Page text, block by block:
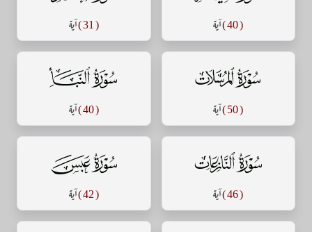
( 40 ) آية ( 31 ) آية
سورة المرسلات
( 50 ) آية
سورة النبأ
( 40 ) آية
سورة النازعات
( 46 ) آية
سورة عبس
( 42 ) آية